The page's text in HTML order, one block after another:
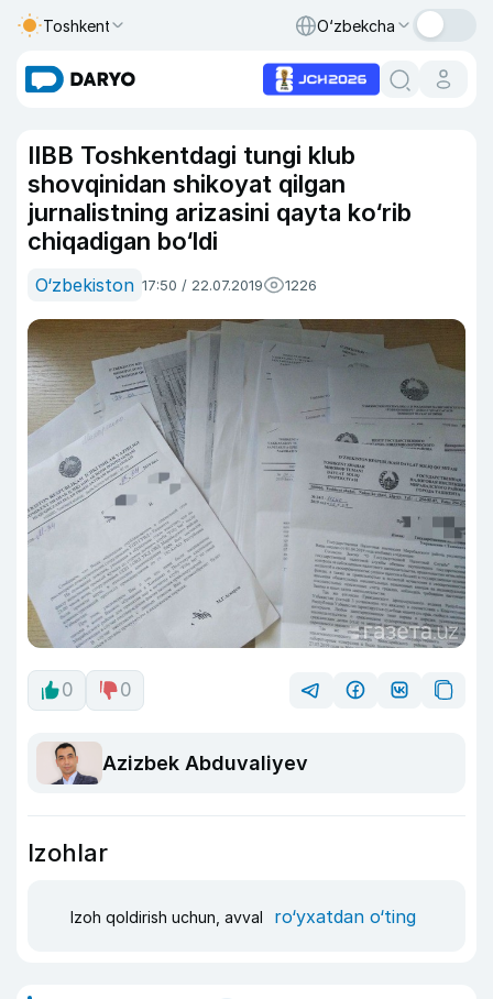
Toshkent O‘zbekcha
IIBB Toshkentdagi tungi klub
shovqinidan shikoyat qilgan
jurnalistning arizasini qayta ko‘rib
chiqadigan bo‘ldi
O‘zbekiston 17:50 / 22.07.2019 1226
0 0
Azizbek Abduvaliyev
Izohlar
Izoh qoldirish uchun, avval ro‘yxatdan o‘ting